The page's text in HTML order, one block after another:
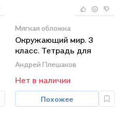
Мягкая обложка
Окружающий мир. 3
класс. Тетрадь для
тренировки и
самопроверки. В 2
частях. Часть 1
Андрей Плешаков
Нет в наличии
Похожее